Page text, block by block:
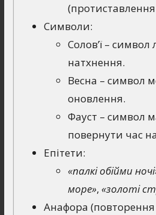
(протиставлення
Символи:
Солов’ї – символ
натхнення.
Весна – символ
оновлення.
Фауст – символ
повернути час
Епітети:
«палкі обійми
море», «золоті
Анафора (повторення